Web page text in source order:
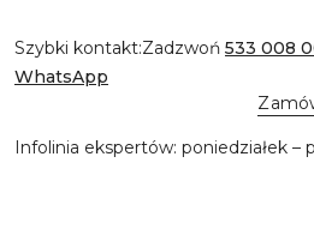
Szybki kontakt:Zadzwoń 533 008
WhatsApp
Infolinia ekspertów: poniedziałek –